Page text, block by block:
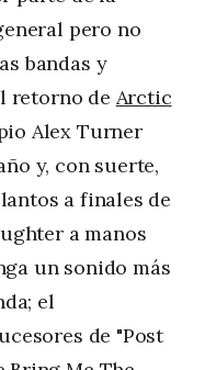
pero no
bandas y
retorno de Arctic
Alex Turner
y, con suerte,
a finales de
a manos
un sonido más
el
de "Post